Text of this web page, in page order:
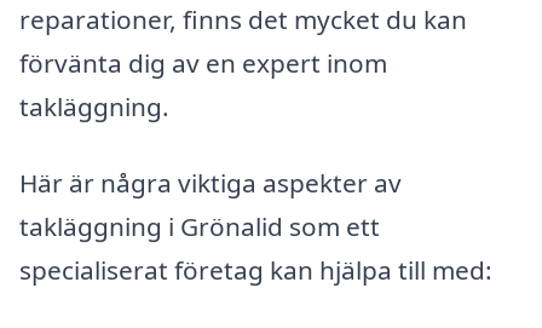
reparationer, finns det mycket du kan
förvänta dig av en expert inom
takläggning.
Här är några viktiga aspekter av
takläggning i Grönalid som ett
specialiserat företag kan hjälpa till med: